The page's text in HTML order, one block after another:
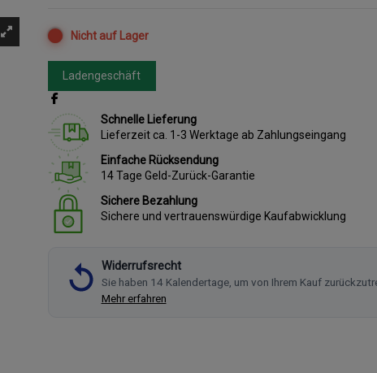
Nicht auf Lager
Ladengeschäft
Schnelle Lieferung
Lieferzeit ca. 1-3 Werktage ab Zahlungseingang
Einfache Rücksendung
14 Tage Geld-Zurück-Garantie
Sichere Bezahlung
Sichere und vertrauenswürdige Kaufabwicklung
Widerrufsrecht
Sie haben 14 Kalendertage, um von Ihrem Kauf
Mehr erfahren